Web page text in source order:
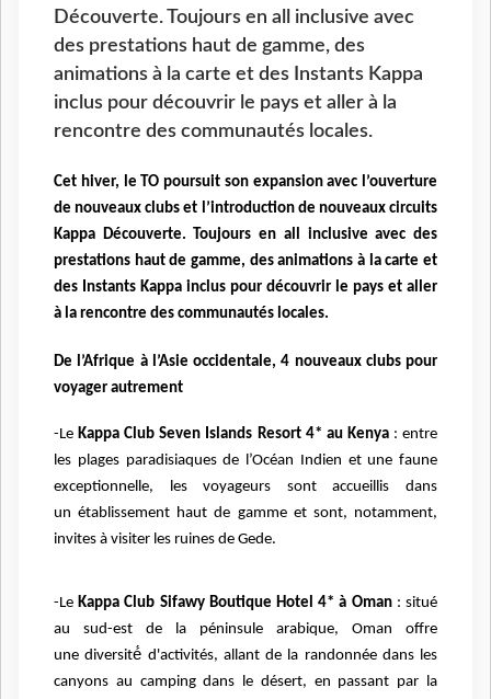
Découverte. Toujours en all inclusive avec
des prestations haut de gamme, des
animations à la carte et des Instants Kappa
inclus pour découvrir le pays et aller à la
rencontre des communautés locales.
Cet hiver, le TO poursuit son expansion avec l’ouverture
de nouveaux clubs et l’introduction de nouveaux circuits
Kappa Découverte. Toujours en all inclusive avec des
prestations haut de gamme, des animations à la carte et
des Instants Kappa inclus pour découvrir le pays et aller
à la rencontre des communautés locales.
De l’Afrique à l’Asie occidentale, 4 nouveaux clubs pour
voyager autrement
-Le Kappa Club Seven Islands Resort 4* au Kenya: entre
les plages paradisiaques de l’Océan Indien et une faune
exceptionnelle, les voyageurs sont accueillis dans
un établissement haut de gamme et sont, notamment,
invites à visiter les ruines de Gede.
-LeKappa Club Sifawy Boutique Hotel 4* à Oman: situé
au sud-est de la péninsule arabique, Oman offre
une diversité́ d'activités, allant de la randonnée dans les
canyons au camping dans le désert, en passant par la